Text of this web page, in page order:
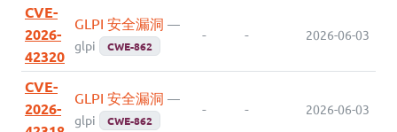
CVE-
2026-
42320
GLPI 安全漏洞 —
glpi
CWE-862
- - 2026-06-03
CVE-
2026-
GLPI 安全漏洞 —
glpi
CWE-862
- - 2026-06-03